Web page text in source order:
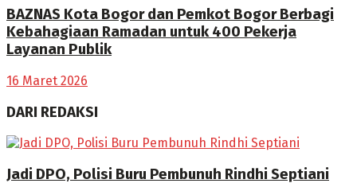
BAZNAS Kota Bogor dan Pemkot Bogor Berbagi
Kebahagiaan Ramadan untuk 400 Pekerja
Layanan Publik
16 Maret 2026
DARI REDAKSI
Jadi DPO, Polisi Buru Pembunuh Rindhi Septiani